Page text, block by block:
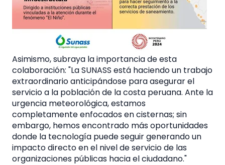
Asimismo, subraya la importancia de esta
colaboración: "La SUNASS está haciendo un trabajo
extraordinario anticipándose para asegurar el
servicio a la población de la costa peruana. Ante la
urgencia meteorológica, estamos
completamente enfocados en cisternas; sin
embargo, hemos encontrado más oportunidades
donde la tecnología puede seguir generando un
impacto directo en el nivel de servicio de las
organizaciones públicas hacia el ciudadano."